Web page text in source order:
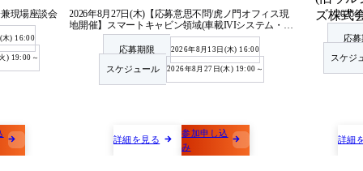
現場座談会
木) 16:00
) 19:00～
2026年8月27日(木)【応募意思不問/虎ノ門オフィス現
地開催】スマートキャビン領域(車載IVIシステム・ソ
フトウェア開発)セミナー
応募期限 2026年8月13日(木) 16:00
スケジュール 2026年8月27日(木) 19:00～
詳細を見る
参加申し込
み
2026
応
スケジ
詳細